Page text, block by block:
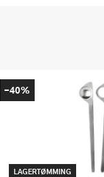
LAGERTØMMING
-40%